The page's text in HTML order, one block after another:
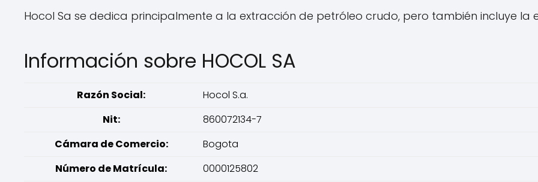
Hocol Sa se dedica principalmente a la extracción de petróleo crudo, pero también incluye la
Información sobre HOCOL SA
Razón Social:
Hocol S.a.
Nit:
860072134-7
Cámara de Comercio:
Bogota
Número de Matrícula:
0000125802